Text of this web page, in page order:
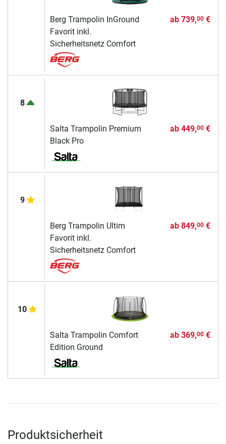
Berg Trampolin InGround
Favorit inkl.
Sicherheitsnetz Comfort
ab 739,00€
8
Salta Trampolin Premium
Black Pro
ab 449,00€
9
Berg Trampolin Ultim
Favorit inkl.
Sicherheitsnetz Comfort
ab 849,00€
10
Salta Trampolin Comfort
Edition Ground
ab 369,00€
Produktsicherheit